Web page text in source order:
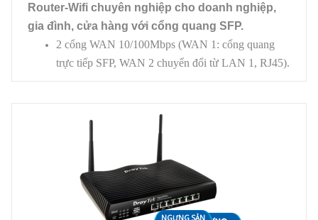
Router-Wifi chuyên nghiệp cho doanh nghiệp,
gia đình, cửa hàng với cổng quang SFP.
2 cổng WAN 10/100Mbps (WAN 1: cổng quang
trực tiếp SFP, WAN 2 chuyển đổi từ LAN 1, RJ45).
NGƯNG SẢN